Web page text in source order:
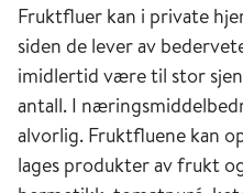
Fruktfluer kan i private
siden de lever av
imidlertid være til stor
antall. I
alvorlig. Fruktfluene kan
lages produkter av frukt